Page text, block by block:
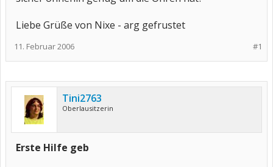
Liebe Grüße von Nixe - arg gefrustet
#1
11. Februar 2006
Tini2763
Oberlausitzerin
Erste Hilfe geb